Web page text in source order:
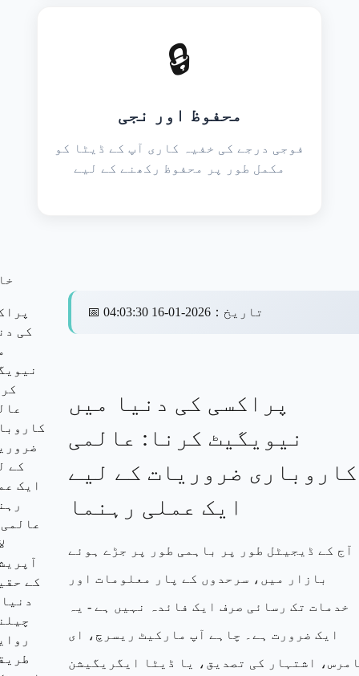
🔒
محفوظ اور نجی
فوجی درجے کی خفیہ کاری آپ کے ڈیٹا کو
مکمل طور پر محفوظ رکھنے کے لیے
کی
کے
ایک
کے
📅 تاریخ ：
2026-01-16 04:03:30
پراکسی کی دنیا میں
نیویگیٹ کرنا: عالمی
کاروباری ضروریات کے لیے
ایک عملی رہنما
آج کے ڈیجیٹل طور پر باہمی طور پر جڑے ہوئے
بازار میں، سرحدوں کے پار معلومات اور
خدمات تک رسائی صرف ایک فائدہ نہیں ہے - یہ
ایک ضرورت ہے۔ چاہے آپ مارکیٹ ریسرچ، ای
اشتہار کی تصدیق، یا ڈیٹا ایگریگیشن